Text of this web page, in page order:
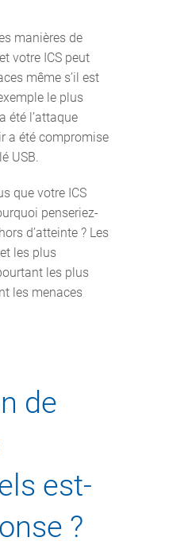
manières de
votre ICS peut
même s’il est
le plus
été l’attaque
a été compromise
USB.
que votre ICS
penseriez-
d’atteinte ? Les
les plus
les plus
les menaces
de
est-
?